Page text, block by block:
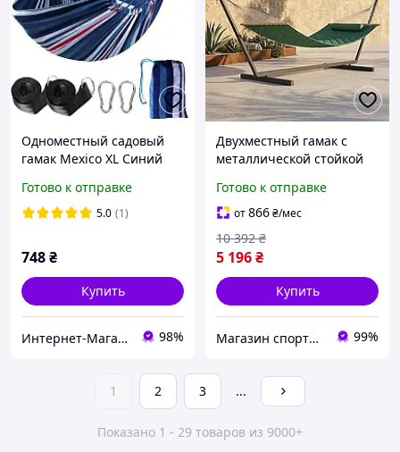
Одноместный садовый
гамак Mexico XL Синий
Готово к отправке
5.0 (1)
748₴
Купить
Интернет-Магазин "Shopik" 98%
Двухместный гамак с
металлической стойкой
садовый с подушкой и
планками WCG SOFT XXL
200x140 см до 200/250кг
Готово к отправке
от866₴/мес
5 196₴
10 392 ₴
Купить
Магазин спортивных товаров "PLANETSPORT" 99%
1 2 3 ...
Показано 1 - 29 товаров из 9000+